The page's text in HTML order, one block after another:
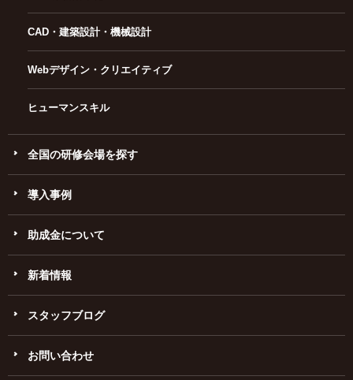
CAD・建築設計・機械設計
Webデザイン・クリエイティブ
ヒューマンスキル
全国の研修会場を探す
導入事例
助成金について
新着情報
スタッフブログ
お問い合わせ